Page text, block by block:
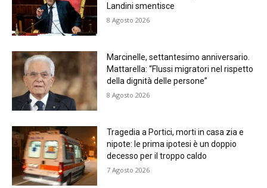
Landini smentisce
8 Agosto 2026
Marcinelle, settantesimo anniversario.
Mattarella: “Flussi migratori nel rispetto
della dignità delle persone”
8 Agosto 2026
Tragedia a Portici, morti in casa zia e
nipote: le prima ipotesi è un doppio
decesso per il troppo caldo
7 Agosto 2026